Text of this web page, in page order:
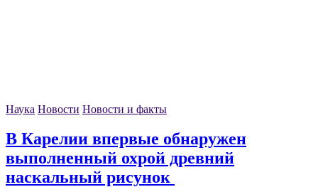
Наука Новости Новости и факты
В Карелии впервые обнаружен
выполненный охрой древний
наскальный рисунок